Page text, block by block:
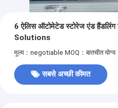
6 ऐलिस ऑटोमेटेड स्टोरेज एंड
Solutions
मूल्य：negotiable MOQ：बातचीत योग्य
सबसे अच्छी कीमत